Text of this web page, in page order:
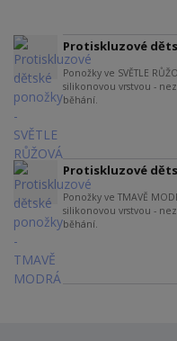
Protiskluzové
Ponožky ve SVĚTLE
silikonovou vrstvou -
běhání.
Protiskluzové
Ponožky ve TMAVĚ
silikonovou vrstvou -
běhání.